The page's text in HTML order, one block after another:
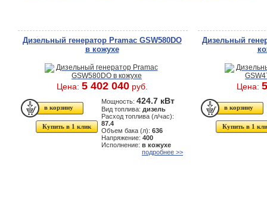
Дизельный генератор Pramac GSW580DO
в кожухе
Цена: 5 402 040руб.
Купить в 1 клик
Мощность: 424.7 кВт
Вид топлива: дизель
Расход топлива (л/час):
87.4
Объем бака (л): 636
Напряжение: 400
Исполнение: в кожухе
подробнее >>
Дизельный
Цена:
Купить в 1